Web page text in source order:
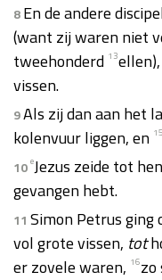
8En de andere
(want zij waren niet
tweehonderd 13ellen),
vissen.
9Als zij dan aan het
kolenvuur liggen, en 15
10 eJezus zeide tot
gevangen hebt.
11 Simon Petrus
vol grote vissen, tot
er zovele waren, 16zo